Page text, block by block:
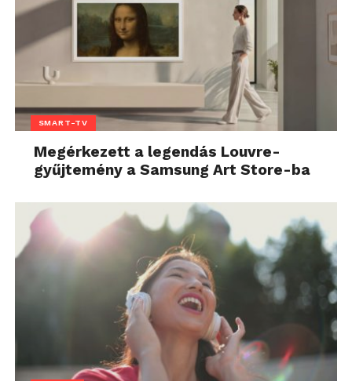
SMART-TV
Megérkezett a legendás Louvre-
gyűjtemény a Samsung Art Store-ba